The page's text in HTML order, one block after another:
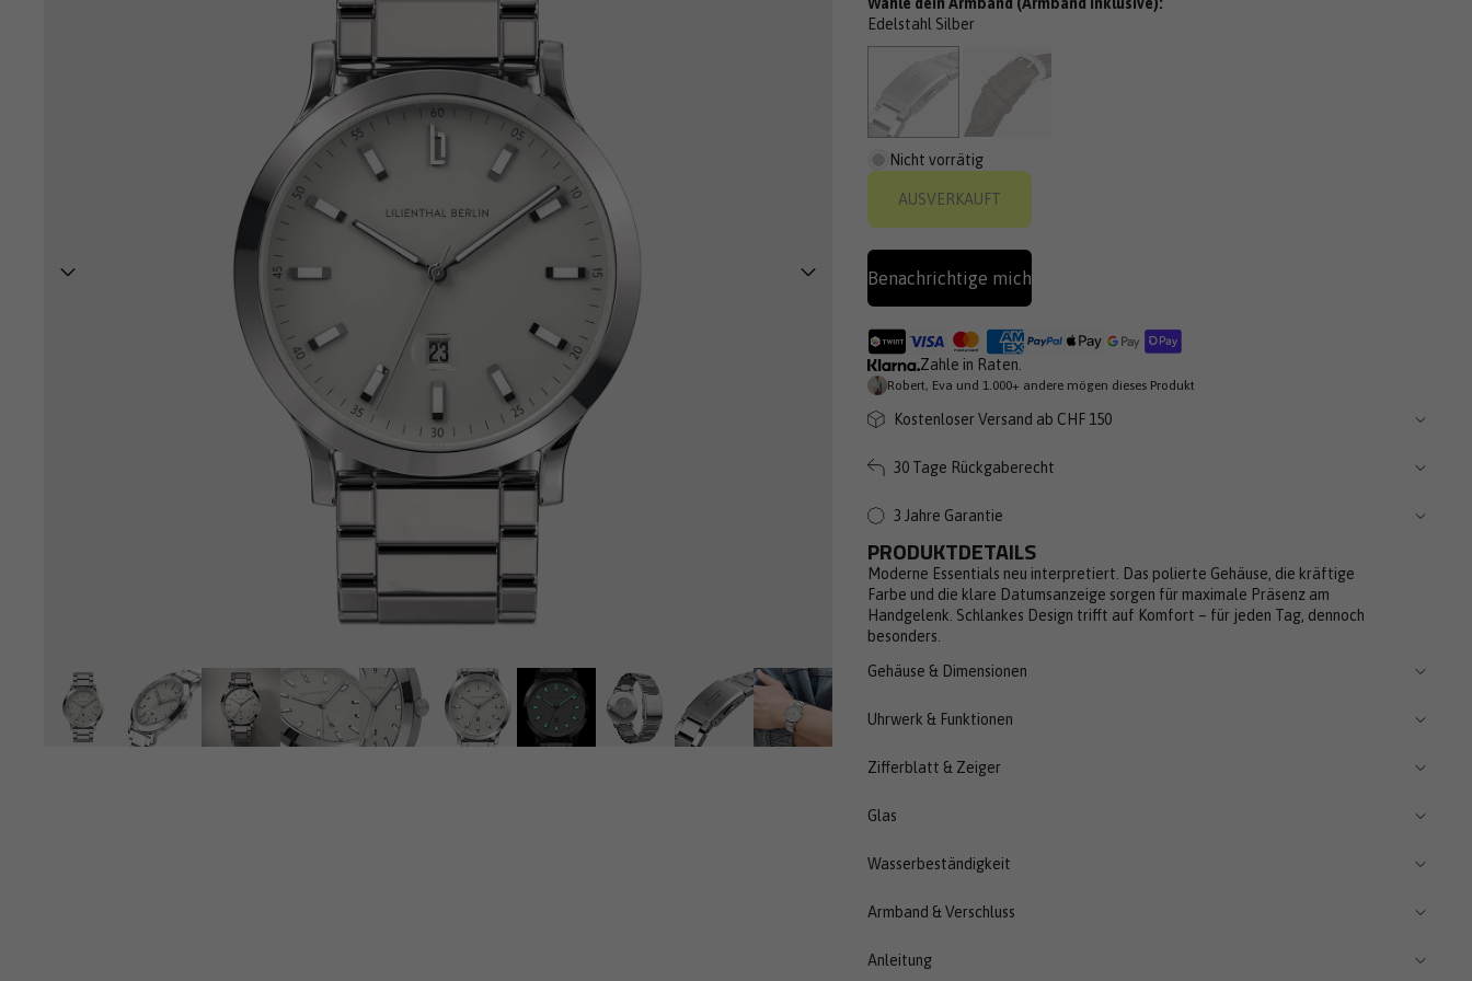
Rezensionen
scrollen
Wähle dein Armband (Armband inklusive):
Edelstahl Silber
Nicht vorrätig
AUSVERKAUFT
Benachrichtige mich
Zahle in Raten.
Robert, Eva und 1.000+ andere mögen dieses Produkt
Kostenloser Versand ab CHF 150
30 Tage Rückgaberecht
3 Jahre Garantie
PRODUKTDETAILS
Moderne Essentials neu interpretiert. Das polierte Gehäuse, die kräftige
Farbe und die klare Datumsanzeige sorgen für maximale Präsenz am
Handgelenk. Schlankes Design trifft auf Komfort – für jeden Tag, dennoch
besonders.
Gehäuse & Dimensionen
Uhrwerk & Funktionen
Zifferblatt & Zeiger
Glas
Wasserbeständigkeit
Armband & Verschluss
Anleitung